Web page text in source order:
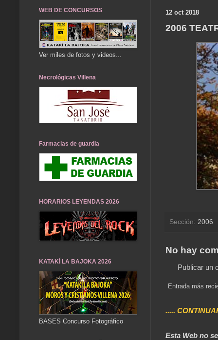
12 oct 2018
2006
Sección: 2006
No hay
Publicar un
Entrada más
.....
Esta Web no
WEB DE CONCURSOS
Ver miles de fotos y videos...
Necrológicas Villena
Farmacias de guardia
HORARIOS LEYENDAS 2026
KATAKÍ LA BAJOKA 2026
BASES Concurso Fotográfico